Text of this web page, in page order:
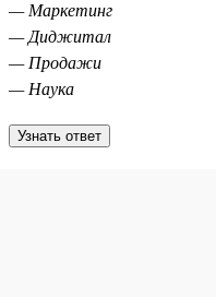
— Маркетинг
— Диджитал
— Продажи
— Наука
Узнать ответ